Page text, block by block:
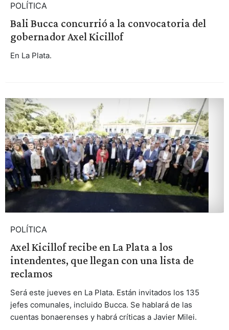
POLÍTICA
Bali Bucca concurrió a la convocatoria del
gobernador Axel Kicillof
En La Plata.
POLÍTICA
Axel Kicillof recibe en La Plata a los
intendentes, que llegan con una lista de
reclamos
Será este jueves en La Plata. Están invitados los 135
jefes comunales, incluido Bucca. Se hablará de las
cuentas bonaerenses y habrá críticas a Javier Milei.